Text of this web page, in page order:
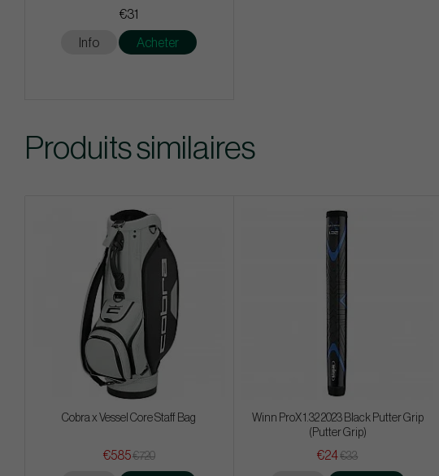
€31
Info Acheter
Produits similaires
Cobra x Vessel Core Staff Bag
€585€720
Winn ProX 1.32 2023 Black Putter Grip
(Putter Grip)
€24€33